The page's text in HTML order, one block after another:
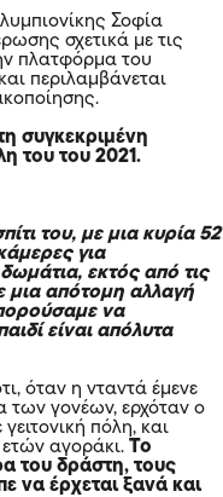
Σοφία
σχετικά με τις
πλατφόρμα του
περιλαμβάνεται
συγκεκριμένη
του του 2021.
του, με μια κυρία 52
για
εκτός από τις
μια απότομη αλλαγή
να
είναι απόλυτα
όταν η νταντά έμενε
των γονέων, ερχόταν ο
πόλη, και
ετών αγοράκι. Το
του δράστη, τους
να έρχεται ξανά και